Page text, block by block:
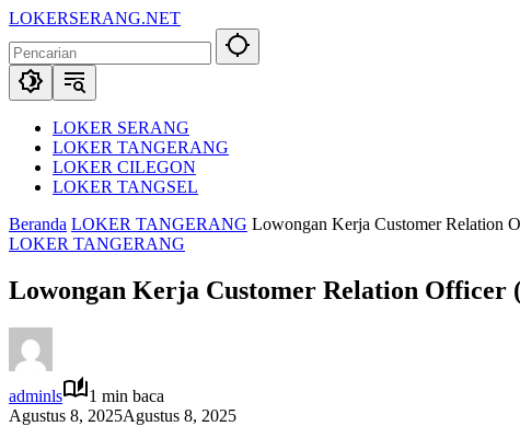
Langsung
konten
LOKERSERANG.NET
Lowongan
Kerja
Serang
SekitarnyaLOKER SERANG
LOKER TANGERANG
LOKER CILEGON
LOKER TANGSEL
Beranda LOKER TANGERANG Lowongan Kerja Customer Relation
LOKER TANGERANG
Lowongan Kerja Customer Relation Officer
adminls
1 min baca
Agustus 8, 2025Agustus 8, 2025